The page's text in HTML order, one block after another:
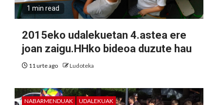
1 min read
2015eko udalekuetan 4.astea ere
joan zaigu.HHko bideoa duzute hau
11 urte ago Ludoteka
NABARMENDUAK UDALEKUAK